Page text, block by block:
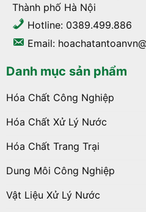
Thành phố Hà Nội
Hotline: 0389.499.886
Email:
Danh mục sản phẩm
Hóa Chất Công Nghiệp
Hóa Chất Xử Lý Nước
Hóa Chất Trang Trại
Dung Môi Công Nghiệp
Vật Liệu Xử Lý Nước